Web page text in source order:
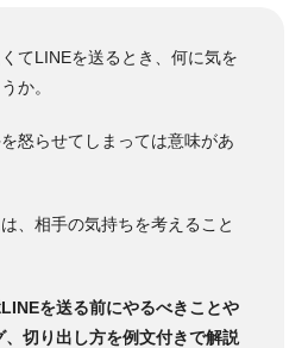
てLINEを送るとき、何に気を
か。
怒らせてしまっては意味があ
、相手の気持ちを考えること
を送る前にやるべきことや
切り出し方を例文付きで解説